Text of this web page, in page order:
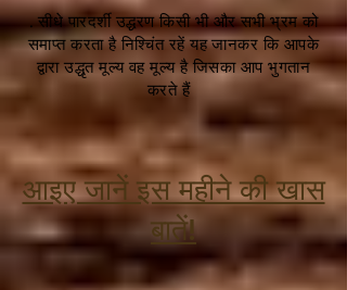
. सीधे पारदर्शी उद्धरण किसी भी और सभी भ्रम को
समाप्त करता है निश्चिंत रहें यह जानकर कि आपके
द्वारा उद्धृत मूल्य वह मूल्य है जिसका आप भुगतान
करते हैं
आइए जानें इस महीने की खास
बातें!